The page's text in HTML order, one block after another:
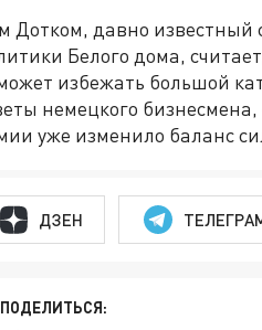
Дотком, давно известный
Белого дома,
избежать большой
немецкого
уже изменило баланс
ДЗЕН
ПОДЕЛИТЬСЯ: